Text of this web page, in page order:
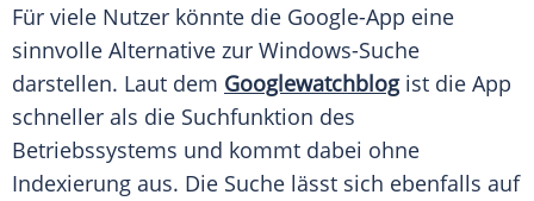
Für viele Nutzer könnte die Google-App eine
sinnvolle Alternative zur Windows-Suche
darstellen. Laut dem Googlewatchblogist die App
schneller als die Suchfunktion des
Betriebssystems und kommt dabei ohne
Indexierung aus. Die Suche lässt sich ebenfalls auf